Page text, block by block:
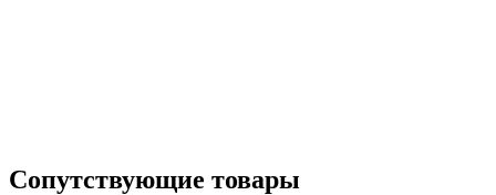
Сопутствующие товары